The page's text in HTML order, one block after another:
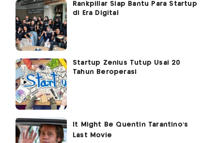
Rankpillar Siap Bantu Para Startup
di Era Digital
Startup Zenius Tutup Usai 20
Tahun Beroperasi